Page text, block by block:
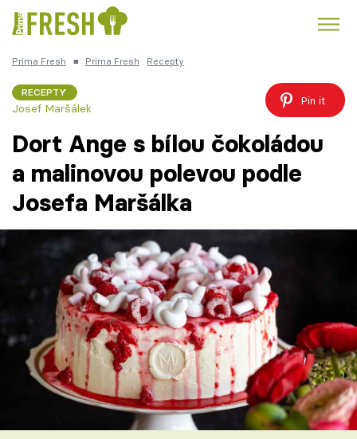
Česká kuchyně
Témata
Recepty
Články
TV Program
Škola vaření
Recepty z TV
Prima Fresh ■ Prima Fresh Recepty
RECEPTY
Josef Maršálek
Pin it
Dort Ange s bílou čokoládou
a malinovou polevou podle
Josefa Maršálka